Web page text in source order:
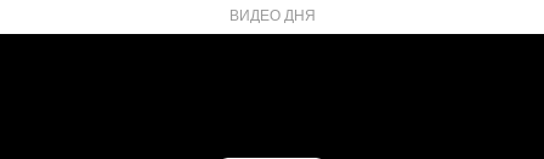
ВИДЕО ДНЯ